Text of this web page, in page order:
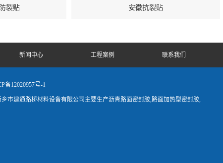
裂贴 安徽抗裂贴
新闻中心 工程案例 联系我们
备12020957号-1
市建通路桥材料设备有限公司主要生产沥青路面密封胶,路面加热型密封胶,